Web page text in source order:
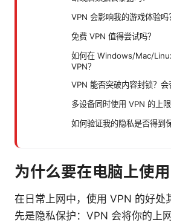
VPN 会影响我的游戏体验吗
免费 VPN 值得尝试吗？
如何在 Windows/Mac/
VPN？
VPN 能否突破内容封锁？会
多设备同时使用 VPN 的上限
如何验证我的隐私是否得到
为什么要在电脑上使用
在日常上网中，使用 VPN 的好处
先是隐私保护：VPN 会将你的上